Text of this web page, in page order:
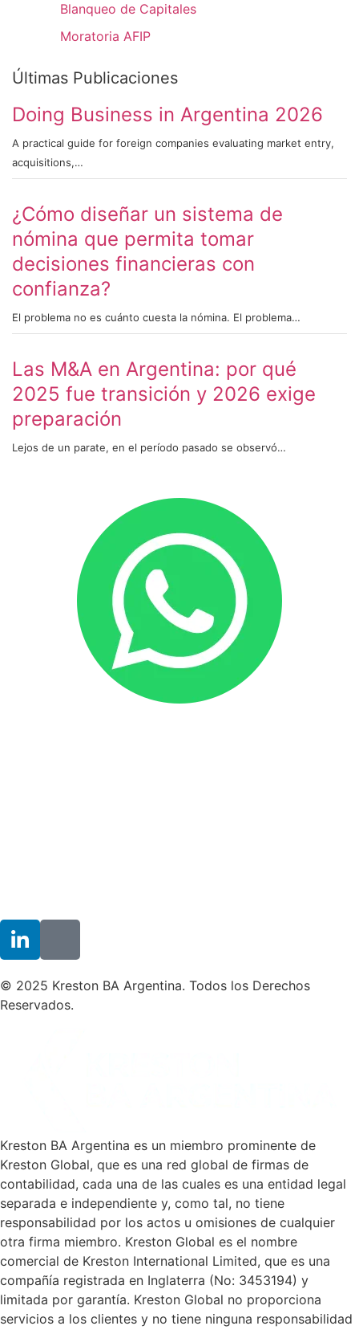
Blanqueo de Capitales
Moratoria AFIP
Últimas Publicaciones
Doing Business in Argentina 2026
A practical guide for foreign companies evaluating market entry,
acquisitions,…
¿Cómo diseñar un sistema de
nómina que permita tomar
decisiones financieras con
confianza?
El problema no es cuánto cuesta la nómina. El problema…
Las M&A en Argentina: por qué
2025 fue transición y 2026 exige
preparación
Lejos de un parate, en el período pasado se observó…
© 2025 Kreston BA Argentina. Todos los Derechos
Reservados.
Kreston BA Argentina es un miembro prominente de
Kreston Global, que es una red global de firmas de
contabilidad, cada una de las cuales es una entidad legal
separada e independiente y, como tal, no tiene
responsabilidad por los actos u omisiones de cualquier
otra firma miembro. Kreston Global es el nombre
comercial de Kreston International Limited, que es una
compañía registrada en Inglaterra (No: 3453194) y
limitada por garantía. Kreston Global no proporciona
servicios a los clientes y no tiene ninguna responsabilidad